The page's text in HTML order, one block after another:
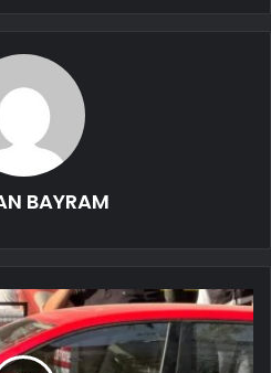
BAYRAM